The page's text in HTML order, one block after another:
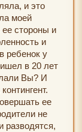
и это
моей
ее стороны и
и
ребенок у
в 20 лет
Вы? И
ее
не
разводятся,